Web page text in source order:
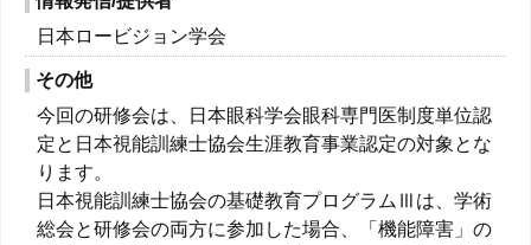
日本ロービジョン学会
その他
今回の研修会は、日本眼科学会眼科専門医制度単位認
定と日本視能訓練士協会生涯教育事業認定の対象とな
ります。
日本視能訓練士協会の基礎教育プログラムⅢは、学術
総会と研修会の両方に参加した場合、「機能障害」の